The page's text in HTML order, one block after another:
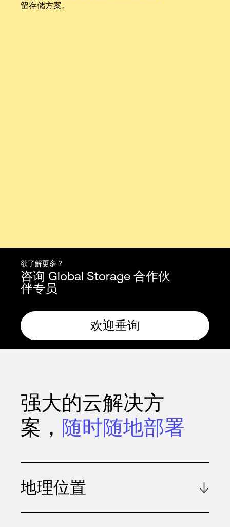
留存储方案。
欲了解更多？
咨询 Global Storage 合作伙
伴专员
欢迎垂询
强大的云解决方
案， 随时随地部署
地理位置